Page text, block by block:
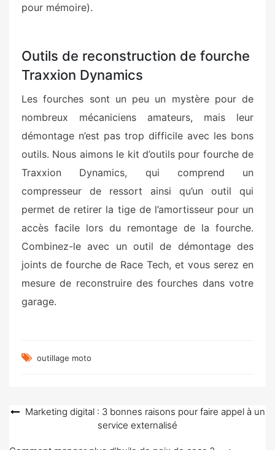
pour mémoire).
Outils de reconstruction de fourche
Traxxion Dynamics
Les fourches sont un peu un mystère pour de
nombreux mécaniciens amateurs, mais leur
démontage n’est pas trop difficile avec les bons
outils. Nous aimons le kit d’outils pour fourche de
Traxxion Dynamics, qui comprend un
compresseur de ressort ainsi qu’un outil qui
permet de retirer la tige de l’amortisseur pour un
accès facile lors du remontage de la fourche.
Combinez-le avec un outil de démontage des
joints de fourche de Race Tech, et vous serez en
mesure de reconstruire des fourches dans votre
garage.
outillage moto
Navigation
Marketing digital : 3 bonnes raisons pour faire appel à un
service externalisé